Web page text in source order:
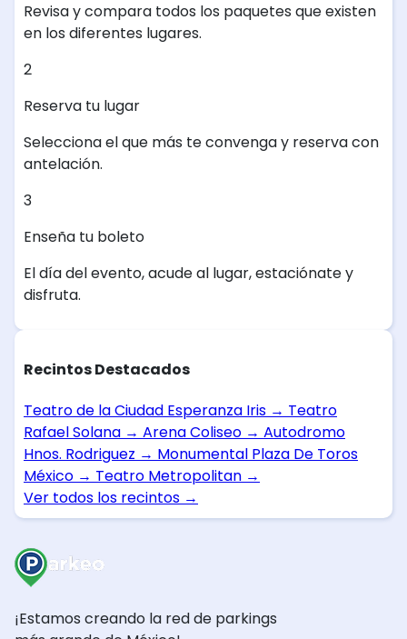
Revisa y compara todos los paquetes que existen
en los diferentes lugares.
2
Reserva tu lugar
Selecciona el que más te convenga y reserva con
antelación.
3
Enseña tu boleto
El día del evento, acude al lugar, estaciónate y
disfruta.
Recintos Destacados
Teatro de la Ciudad Esperanza Iris → Teatro
Rafael Solana → Arena Coliseo → Autodromo
Hnos. Rodriguez → Monumental Plaza De Toros
México → Teatro Metropolitan →
Ver todos los recintos →
¡Estamos creando la red de parkings